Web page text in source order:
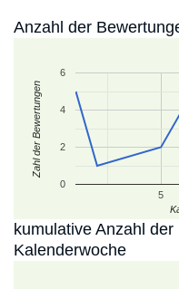
Anzahl der
5
0
2
4
6
Zahl der Bewertungen
kumulative Anzahl
Kalenderwoche